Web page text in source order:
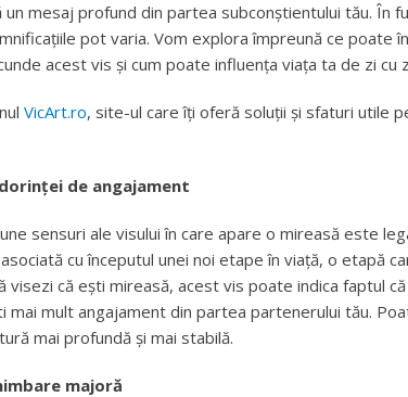
mesaj profund din partea subconștientului tău. În
pot varia. Vom explora împreună ce poate
acest vis și cum poate influența viața ta de zi cu
VicArt.ro, site-ul care îți oferă soluții și sfaturi utile
de angajament
sensuri ale visului în care apare o mireasă este
cu începutul unei noi etape în viață, o etapă
visezi că ești mireasă, acest vis poate indica faptul
mai mult angajament din partea partenerului tău.
mai profundă și mai stabilă.
majoră